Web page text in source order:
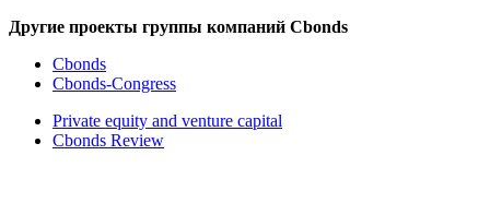
Другие проекты группы компаний Cbonds
Cbonds
Cbonds-Congress
Private equity and venture capital
Cbonds Review